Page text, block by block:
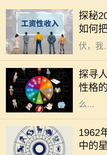
探秘
如何
对我们
着不可
正值秋
伏，我
探寻
性格
在我们
常被视
格能够
的财运
么...
1962
中的
1962
彩纷呈
来了新
中，许